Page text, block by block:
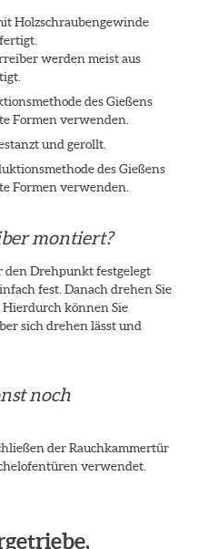
Holzschraubengewinde
werden meist aus
des Gießens
Formen verwenden.
und gerollt.
des Gießens
Formen verwenden.
montiert?
den Drehpunkt festgelegt
fest. Danach drehen Sie
Hierdurch können Sie
sich drehen lässt und
noch
der Rauchkammertür
verwendet.